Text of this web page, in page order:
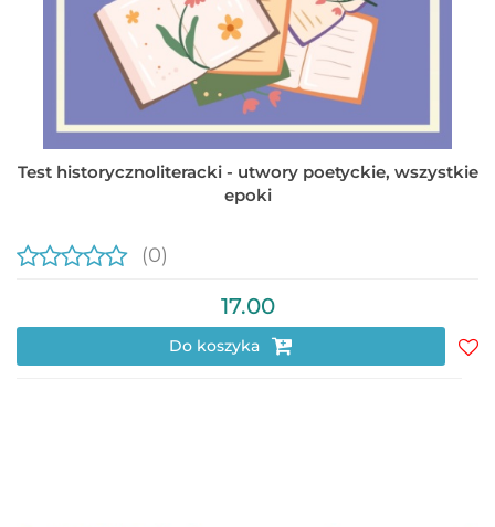
Test historycznoliteracki - utwory poetyckie, wszystkie
epoki
(0)
17.00
Do koszyka